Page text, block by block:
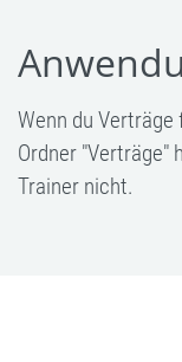
Wenn du
Ordner "Verträge"
Trainer nicht.